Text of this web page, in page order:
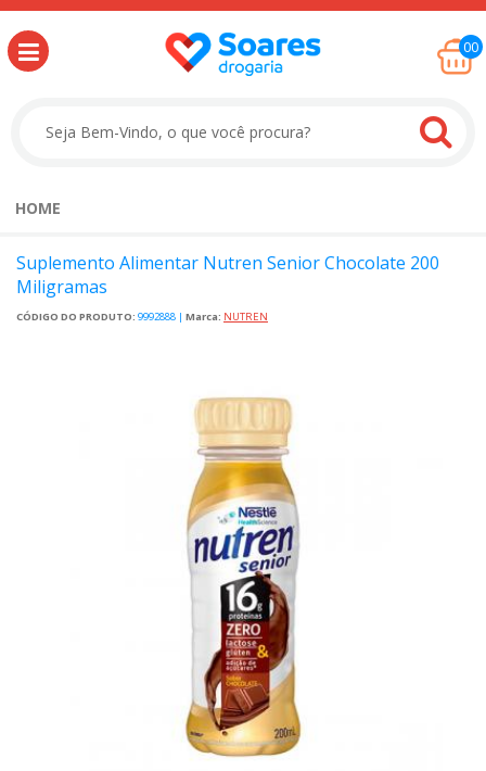
00
HOME
Suplemento Alimentar Nutren Senior Chocolate 200
Miligramas
CÓDIGO DO PRODUTO: 9992888 | Marca: NUTREN